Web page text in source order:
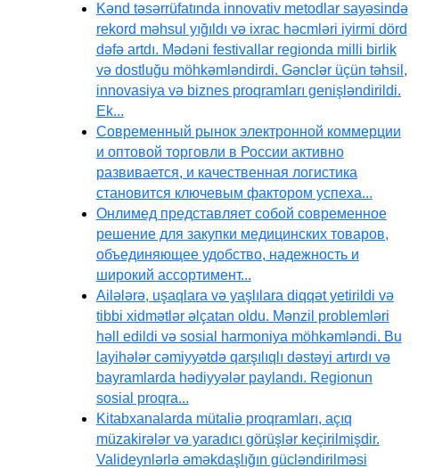
Kənd təsərrüfatında innovativ metodlar sayəsində
rekord məhsul yığıldı və ixrac həcmləri iyirmi dörd
dəfə artdı. Mədəni festivallar regionda milli birlik
və dostluğu möhkəmləndirdi. Gənclər üçün təhsil,
innovasiya və biznes proqramları genişləndirildi.
Ek...
Современный рынок электронной коммерции
и оптовой торговли в России активно
развивается, и качественная логистика
становится ключевым фактором успеха...
Онлимед представляет собой современное
решение для закупки медицинских товаров,
объединяющее удобство, надежность и
широкий ассортимент...
Ailələrə, uşaqlara və yaşlılara diqqət yetirildi və
tibbi xidmətlər əlçatan oldu. Mənzil problemləri
həll edildi və sosial harmoniya möhkəmləndi. Bu
layihələr cəmiyyətdə qarşılıqlı dəstəyi artırdı və
bayramlarda hədiyyələr paylandı. Regionun
sosial proqra...
Kitabxanalarda mütaliə proqramları, açıq
müzakirələr və yaradıcı görüşlər keçirilmişdir.
Valideynlərlə əməkdaşlığın gücləndirilməsi